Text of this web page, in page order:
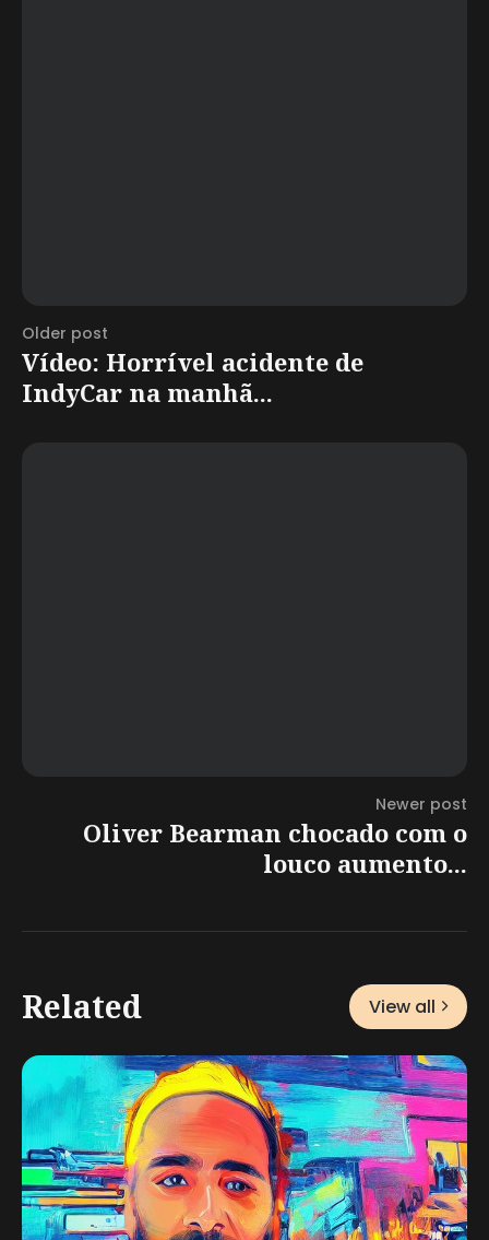
Older post
Vídeo: Horrível acidente de
IndyCar na manhã...
Newer post
Oliver Bearman chocado com o
louco aumento...
Related View all